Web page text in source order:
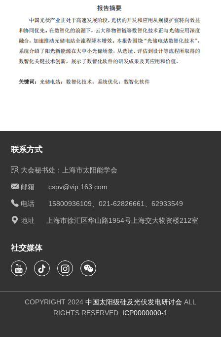
联系方式
大会秘书处：上海市太阳能学会
邮箱 cspv@vip.163.com
电话 15800936109、021-62826661、62933549
地址 上海市徐汇区华山路1954号上海交大物资楼212室
社交媒体
COPYRIGHT 2024 中国太阳级硅及光伏发电研讨会 ALL
RIGHTS RESERVED. ICP0000000-1